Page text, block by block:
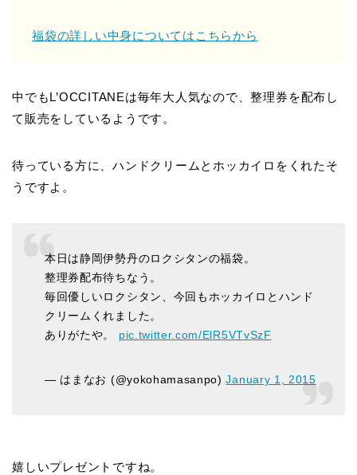
福袋の詳しい中身についてはこちらから
中でもL’OCCITANEは毎年大人気なので、整理券を配布し
て販売をしているようです。
待っている方に、ハンドクリームとホッカイロをくれたそ
うですよ。
本日は静岡伊勢丹のロクシタンの福袋。
整理券配布待ちなう。
毎回優しいロクシタン、今回もホッカイロとハンド
クリームくれました。
ありがたや。 pic.twitter.com/ElR5VTvSzF
— はまなお (@yokohamasanpo)January 1, 2015
嬉しいプレゼントですね。